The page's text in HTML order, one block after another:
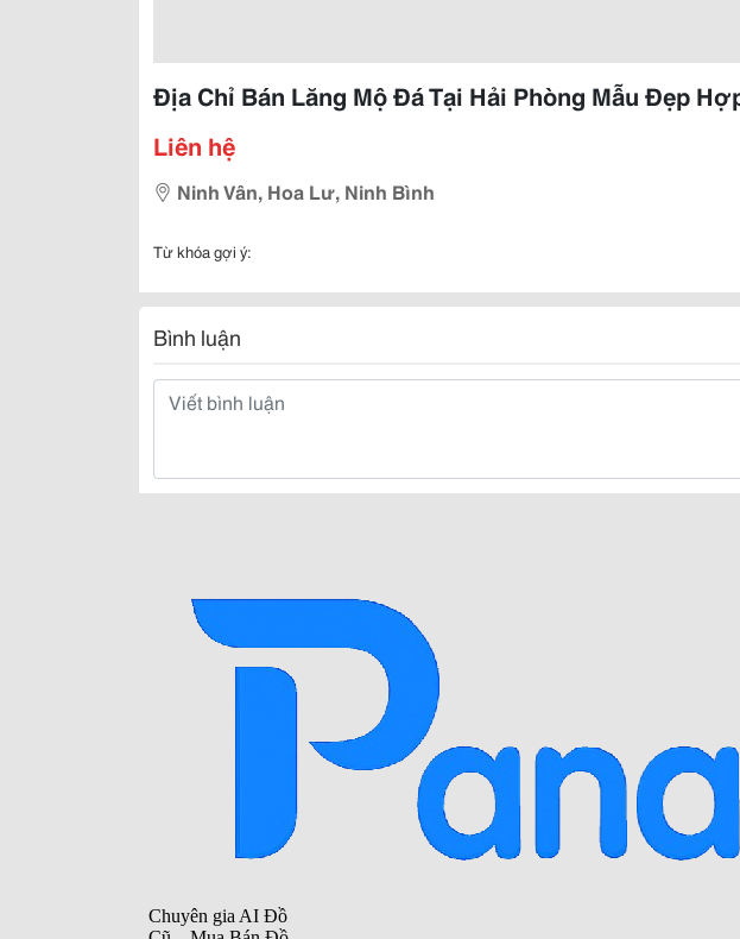
Địa Chỉ Bán Lăng Mộ Đá Tại Hải Phòng Mẫu Đẹp
Liên hệ
Ninh Vân, Hoa Lư, Ninh Bình
Từ khóa gợi ý:
Bình luận